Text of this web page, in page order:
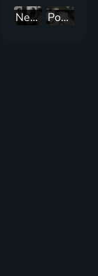
Nevěsta
Poslední leč Alfonse Karáska